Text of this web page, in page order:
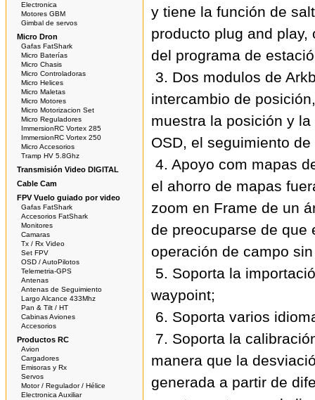
Electronica
Motores GBM
Gimbal de servos
Micro Dron
Gafas FatShark
Micro Baterías
Micro Chasis
Micro Controladoras
Micro Helices
Micro Maletas
Micro Motores
Micro Motorizacion Set
Micro Reguladores
ImmersionRC Vortex 285
ImmersionRC Vortex 250
Micro Accesorios
Tramp HV 5.8Ghz
Transmisión Video DIGITAL
Cable Cam
FPV Vuelo guiado por video
Gafas FatShark
Accesorios FatShark
Monitores
Camaras
Tx / Rx Video
Set FPV
OSD / AutoPilotos
Telemetria-GPS
Antenas
Antenas de Seguimiento
Largo Alcance 433Mhz
Pan & Tilt / HT
Cabinas Aviones
Accesorios
Productos RC
Avion
Cargadores
Emisoras y Rx
Servos
Motor / Regulador / Hélice
Electronica Auxiliar
y tiene la función de
producto plug and
del programa de
3. Dos modulos de
intercambio de
muestra la posición y
OSD, el seguimiento
4. Apoyo com mapas
el ahorro de mapas
zoom en Frame de un
de preocuparse de que
operación de campo
5. Soporta la
waypoint;
6. Soporta varios
7. Soporta la
manera que la
generada a partir de